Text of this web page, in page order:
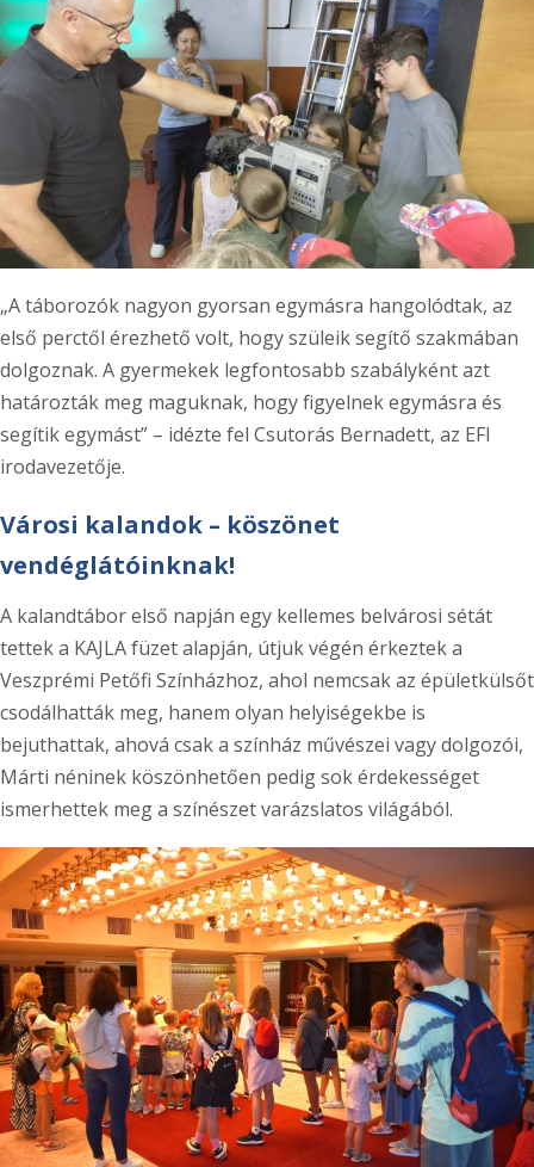
„A táborozók nagyon gyorsan egymásra hangolódtak, az
első perctől érezhető volt, hogy szüleik segítő szakmában
dolgoznak. A gyermekek legfontosabb szabályként azt
határozták meg maguknak, hogy figyelnek egymásra és
segítik egymást” – idézte fel Csutorás Bernadett, az EFI
irodavezetője.
Városi kalandok – köszönet
vendéglátóinknak!
A kalandtábor első napján egy kellemes belvárosi sétát
tettek a KAJLA füzet alapján, útjuk végén érkeztek a
Veszprémi Petőfi Színházhoz, ahol nemcsak az épületkülsőt
csodálhatták meg, hanem olyan helyiségekbe is
bejuthattak, ahová csak a színház művészei vagy dolgozói,
Márti néninek köszönhetően pedig sok érdekességet
ismerhettek meg a színészet varázslatos világából.